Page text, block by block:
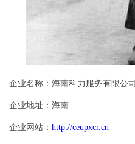
企业名称：海南科力服务有限公司
企业地址：海南
企业网站： http://ceupxcr.cn